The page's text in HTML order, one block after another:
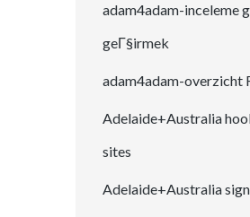
adam4adam-inceleme
geГ§irmek
adam4adam-overzicht
Adelaide+Australia
sites
Adelaide+Australia